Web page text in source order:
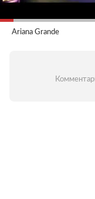
Ariana Grande